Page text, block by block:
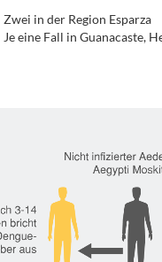
Zwei in der Region Esparza
Je eine Fall in Guanacaste,